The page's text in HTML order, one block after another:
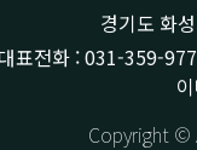
경기도 화
대표전화 : 031-359-
Copyright ©